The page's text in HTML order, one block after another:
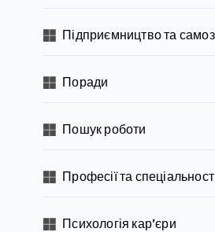
Підприємництво та
Поради
Пошук роботи
Професії та
Психологія кар’єри